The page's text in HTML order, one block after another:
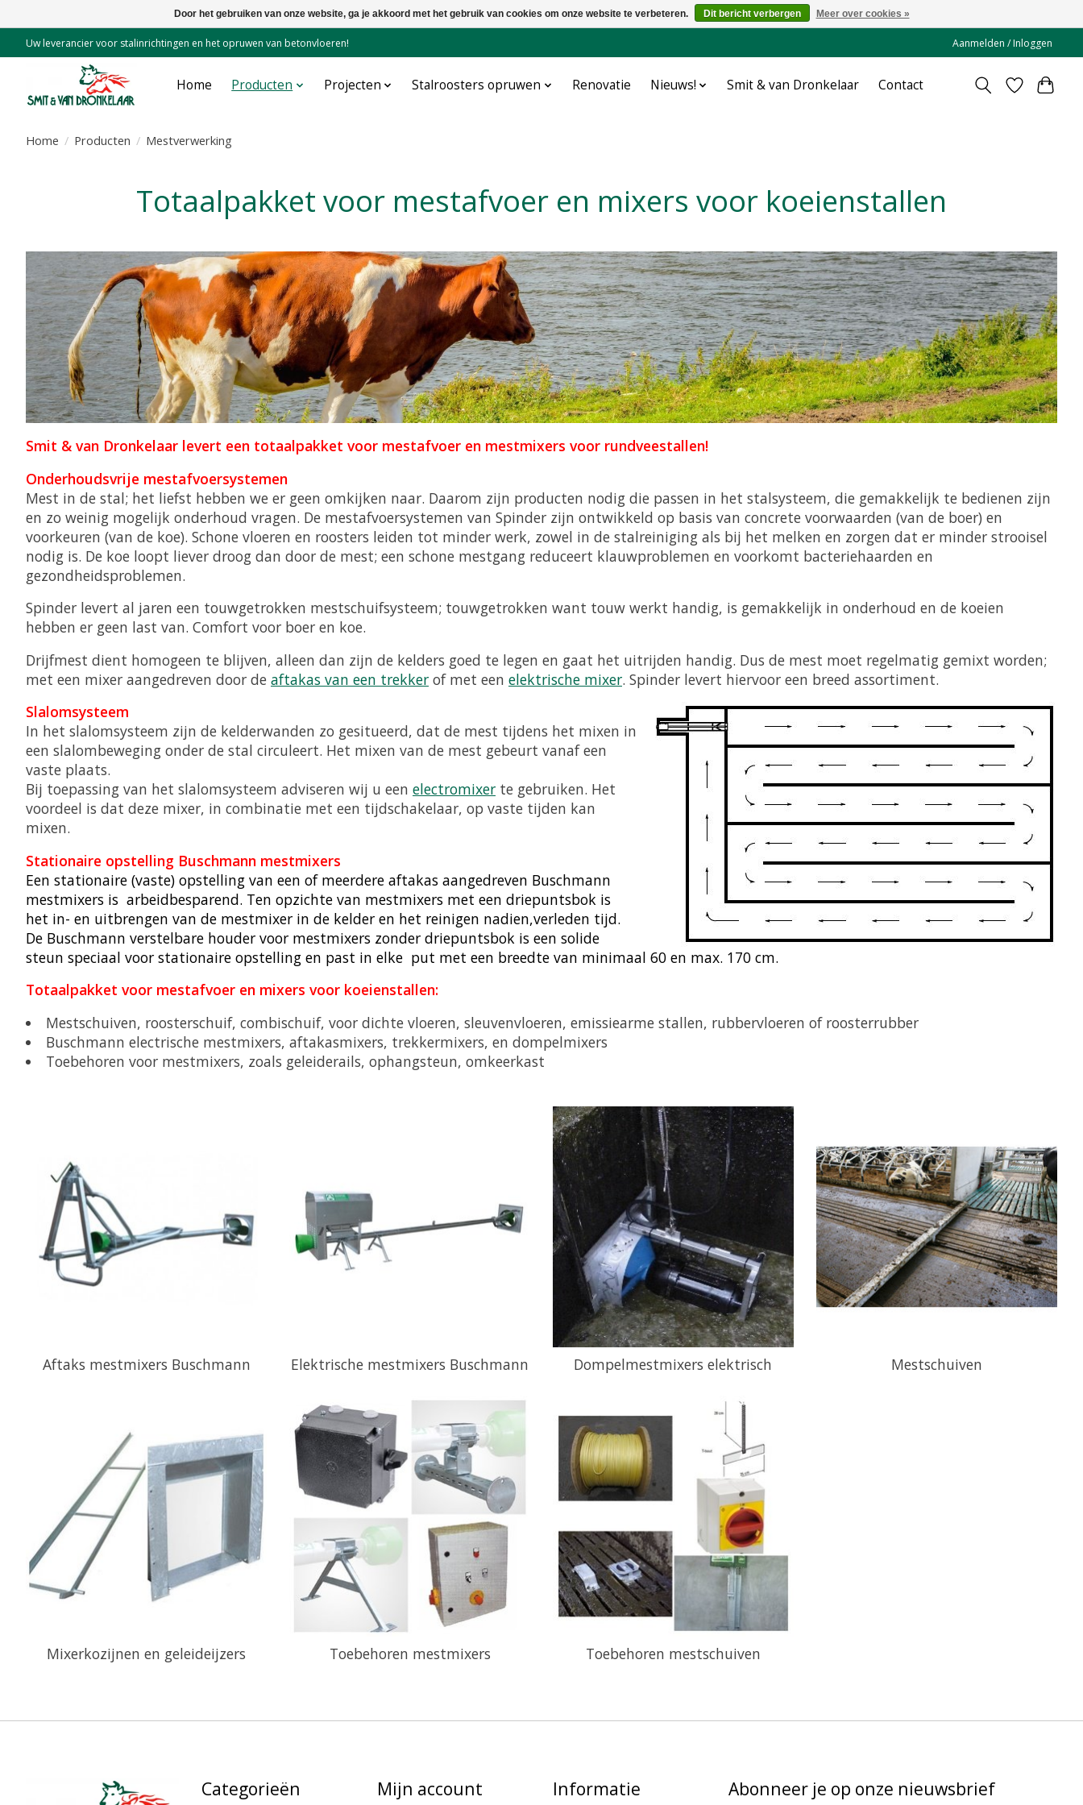
Uw leverancier voor stalinrichtingen en het opruwen van betonvloeren! Aanmelden / Inloggen
Home Producten Projecten Stalroosters opruwen Renovatie Nieuws! Smit & van Dronkelaar Contact
Home / Producten / Mestverwerking
Totaalpakket voor mestafvoer en mixers voor koeienstallen
Smit & van Dronkelaar levert een totaalpakket voor mestafvoer en mestmixers voor rundveestallen!
Onderhoudsvrije mestafvoersystemen
Mest in de stal; het liefst hebben we er geen omkijken naar. Daarom zijn producten nodig die passen in het stalsysteem, die gemakkelijk te bedienen zijn
en zo weinig mogelijk onderhoud vragen. De mestafvoersystemen van Spinder zijn ontwikkeld op basis van concrete voorwaarden (van de boer) en
voorkeuren (van de koe). Schone vloeren en roosters leiden tot minder werk, zowel in de stalreiniging als bij het melken en zorgen dat er minder strooisel
nodig is. De koe loopt liever droog dan door de mest; een schone mestgang reduceert klauwproblemen en voorkomt bacteriehaarden en
gezondheidsproblemen.
Spinder levert al jaren een touwgetrokken mestschuifsysteem; touwgetrokken want touw werkt handig, is gemakkelijk in onderhoud en de koeien
hebben er geen last van. Comfort voor boer en koe.
Drijfmest dient homogeen te blijven, alleen dan zijn de kelders goed te legen en gaat het uitrijden handig. Dus de mest moet regelmatig gemixt worden;
met een mixer aangedreven door de aftakas van een trekker of met een elektrische mixer. Spinder levert hiervoor een breed assortiment.
Slalomsysteem
In het slalomsysteem zijn de kelderwanden zo gesitueerd, dat de mest tijdens het mixen in
een slalombeweging onder de stal circuleert. Het mixen van de mest gebeurt vanaf een
vaste plaats.
Bij toepassing van het slalomsysteem adviseren wij u een electromixer te gebruiken. Het
voordeel is dat deze mixer, in combinatie met een tijdschakelaar, op vaste tijden kan
mixen.
Stationaire opstelling Buschmann mestmixers
Een stationaire (vaste) opstelling van een of meerdere aftakas aangedreven Buschmann
mestmixers is arbeidbesparend. Ten opzichte van mestmixers met een driepuntsbok is
het in- en uitbrengen van de mestmixer in de kelder en het reinigen nadien,verleden tijd.
De Buschmann verstelbare houder voor mestmixers zonder driepuntsbok is een solide
steun speciaal voor stationaire opstelling en past in elke put met een breedte van minimaal 60 en max. 170 cm.
Totaalpakket voor mestafvoer en mixers voor koeienstallen:
Mestschuiven, roosterschuif, combischuif, voor dichte vloeren, sleuvenvloeren, emissiearme stallen, rubbervloeren of roosterrubber
Buschmann electrische mestmixers, aftakasmixers, trekkermixers, en dompelmixers
Toebehoren voor mestmixers, zoals geleiderails, ophangsteun, omkeerkast
Aftaks mestmixers Buschmann Elektrische mestmixers Buschmann Dompelmestmixers elektrisch Mestschuiven
Mixerkozijnen en geleideijzers Toebehoren mestmixers Toebehoren mestschuiven
Categorieën Mijn account Informatie Abonneer je op onze nieuwsbrief
Door het gebruiken van onze website, ga je akkoord met het gebruik van cookies om onze website te verbeteren. Dit bericht verbergen Meer over cookies »